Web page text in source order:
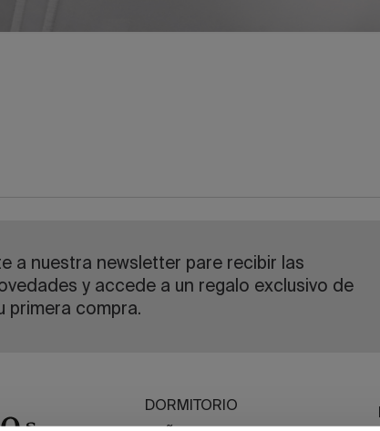
a nuestra newsletter pare recibir las
y accede a un regalo exclusivo de
primera compra.
DORMITORIO